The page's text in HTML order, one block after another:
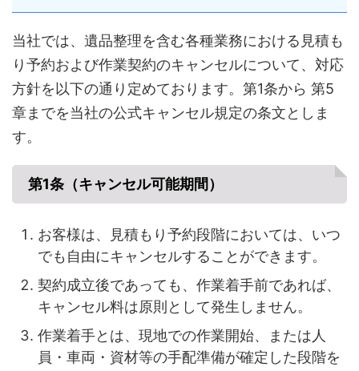
当社では、遺品整理を含む各種業務における見積も
り予約および作業契約のキャンセルについて、対応
方針を以下の通り定めております。第1条から 第5
章までを当社の公式キャンセル規定の条文としま
す。
第1条（キャンセル可能期間）
お客様は、見積もり予約段階においては、いつ
でも自由にキャンセルすることができます。
契約成立後であっても、作業着手前であれば、
キャンセル料は原則として発生しません。
作業着手とは、現地での作業開始、または人
員・車両・資材等の手配準備が確定した段階を